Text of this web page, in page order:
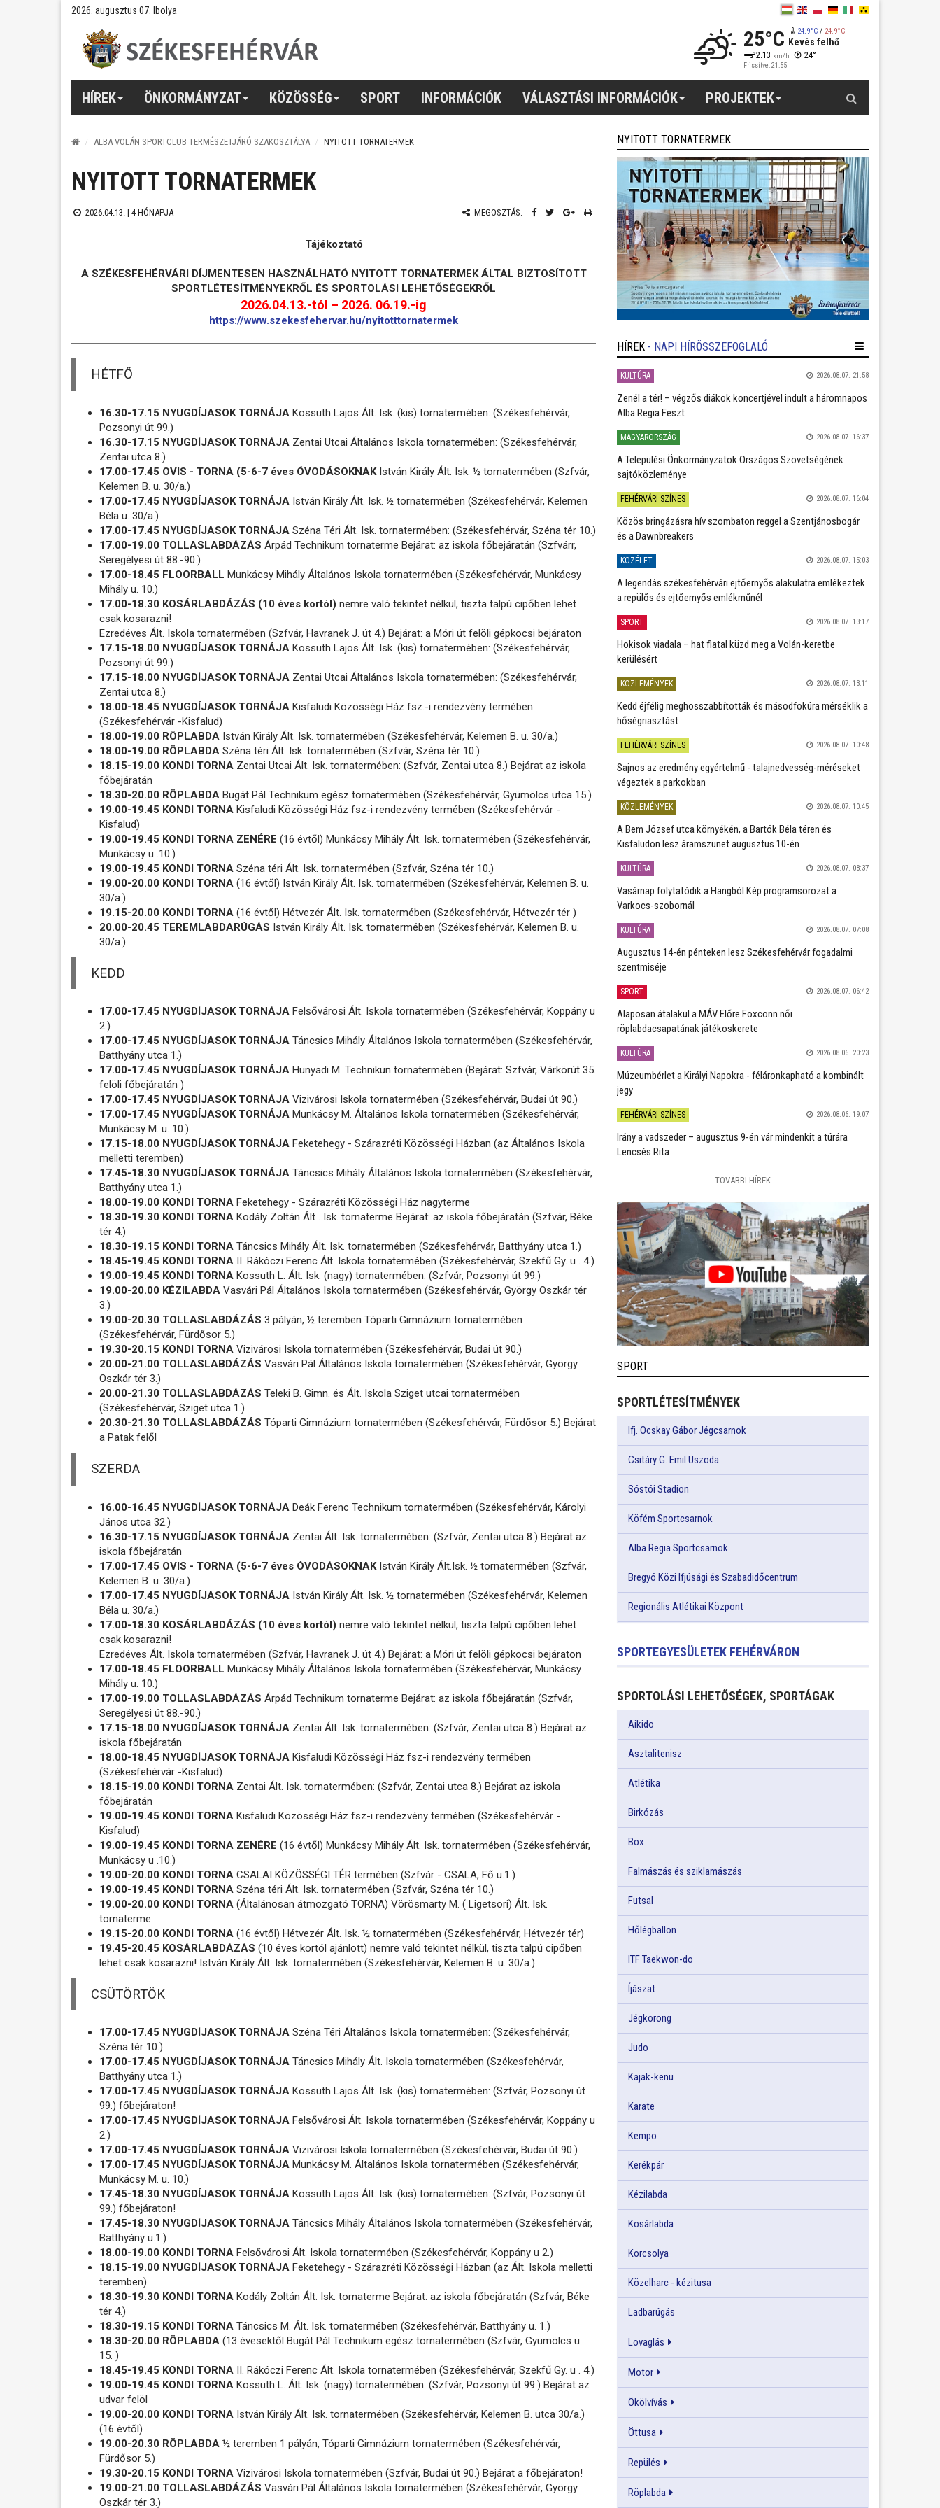
2026. augusztus 07. Ibolya
25°C 24.9°C/ 24.9°C
Kevés felhő
2.13 km/h 24°
Frissítve: 21:55
HÍREK ÖNKORMÁNYZAT KÖZÖSSÉG SPORT INFORMÁCIÓK VÁLASZTÁSI INFORMÁCIÓK PROJEKTEK
ALBA VOLÁN SPORTCLUB TERMÉSZETJÁRÓ SZAKOSZTÁLYA NYITOTT TORNATERMEK
NYITOTT TORNATERMEK
2026.04.13. | 4 HÓNAPJA MEGOSZTÁS:
Tájékoztató
A SZÉKESFEHÉRVÁRI DÍJMENTESEN HASZNÁLHATÓ NYITOTT TORNATERMEK ÁLTAL BIZTOSÍTOTT
SPORTLÉTESÍTMÉNYEKRŐL ÉS SPORTOLÁSI LEHETŐSÉGEKRŐL
2026.04.13.-tól – 2026. 06.19.-ig
https://www.szekesfehervar.hu/nyitotttornatermek
HÉTFŐ
16.30-17.15 NYUGDÍJASOK TORNÁJA Kossuth Lajos Ált. Isk. (kis) tornatermében: (Székesfehérvár,
Pozsonyi út 99.)
16.30-17.15 NYUGDÍJASOK TORNÁJA Zentai Utcai Általános Iskola tornatermében: (Székesfehérvár,
Zentai utca 8.)
17.00-17.45 OVIS - TORNA (5-6-7 éves ÓVODÁSOKNAKIstván Király Ált. Isk. ½ tornatermében (Szfvár,
Kelemen B. u. 30/a.)
17.00-17.45 NYUGDÍJASOK TORNÁJA István Király Ált. Isk. ½ tornatermében (Székesfehérvár, Kelemen
Béla u. 30/a.)
17.00-17.45 NYUGDÍJASOK TORNÁJA Széna Téri Ált. Isk. tornatermében: (Székesfehérvár, Széna tér 10.)
17.00-19.00 TOLLASLABDÁZÁS Árpád Technikum tornaterme Bejárat: az iskola főbejáratán (Szfvárr,
Seregélyesi út 88.-90.)
17.00-18.45 FLOORBALL Munkácsy Mihály Általános Iskola tornatermében (Székesfehérvár, Munkácsy
Mihály u. 10.)
17.00-18.30 KOSÁRLABDÁZÁS (10 éves kortól) nemre való tekintet nélkül, tiszta talpú cipőben lehet
csak kosarazni!
Ezredéves Ált. Iskola tornatermében (Szfvár, Havranek J. út 4.) Bejárat: a Móri út felöli gépkocsi bejáraton
17.15-18.00 NYUGDÍJASOK TORNÁJA Kossuth Lajos Ált. Isk. (kis) tornatermében: (Székesfehérvár,
Pozsonyi út 99.)
17.15-18.00 NYUGDÍJASOK TORNÁJA Zentai Utcai Általános Iskola tornatermében: (Székesfehérvár,
Zentai utca 8.)
18.00-18.45 NYUGDÍJASOK TORNÁJA Kisfaludi Közösségi Ház fsz.-i rendezvény termében
(Székesfehérvár -Kisfalud)
18.00-19.00 RÖPLABDA István Király Ált. Isk. tornatermében (Székesfehérvár, Kelemen B. u. 30/a.)
18.00-19.00 RÖPLABDA Széna téri Ált. Isk. tornatermében (Szfvár, Széna tér 10.)
18.15-19.00 KONDI TORNA Zentai Utcai Ált. Isk. tornatermében: (Szfvár, Zentai utca 8.) Bejárat az iskola
főbejáratán
18.30-20.00 RÖPLABDA Bugát Pál Technikum egész tornatermében (Székesfehérvár, Gyümölcs utca 15.)
19.00-19.45 KONDI TORNA Kisfaludi Közösségi Ház fsz-i rendezvény termében (Székesfehérvár -
Kisfalud)
19.00-19.45 KONDI TORNA ZENÉRE (16 évtől) Munkácsy Mihály Ált. Isk. tornatermében (Székesfehérvár,
Munkácsy u .10.)
19.00-19.45 KONDI TORNA Széna téri Ált. Isk. tornatermében (Szfvár, Széna tér 10.)
19.00-20.00 KONDI TORNA (16 évtől) István Király Ált. Isk. tornatermében (Székesfehérvár, Kelemen B. u.
30/a.)
19.15-20.00 KONDI TORNA (16 évtől) Hétvezér Ált. Isk. tornatermében (Székesfehérvár, Hétvezér tér )
20.00-20.45 TEREMLABDARÚGÁS István Király Ált. Isk. tornatermében (Székesfehérvár, Kelemen B. u.
30/a.)
KEDD
17.00-17.45 NYUGDÍJASOK TORNÁJA Felsővárosi Ált. Iskola tornatermében (Székesfehérvár, Koppány u
2.)
17.00-17.45 NYUGDÍJASOK TORNÁJA Táncsics Mihály Általános Iskola tornatermében (Székesfehérvár,
Batthyány utca 1.)
17.00-17.45 NYUGDÍJASOK TORNÁJA Hunyadi M. Technikun tornatermében (Bejárat: Szfvár, Várkörút 35.
felöli főbejáratán )
17.00-17.45 NYUGDÍJASOK TORNÁJA Vizivárosi Iskola tornatermében (Székesfehérvár, Budai út 90.)
17.00-17.45 NYUGDÍJASOK TORNÁJA Munkácsy M. Általános Iskola tornatermében (Székesfehérvár,
Munkácsy M. u. 10.)
17.15-18.00 NYUGDÍJASOK TORNÁJA Feketehegy - Szárazréti Közösségi Házban (az Általános Iskola
melletti teremben)
17.45-18.30 NYUGDÍJASOK TORNÁJA Táncsics Mihály Általános Iskola tornatermében (Székesfehérvár,
Batthyány utca 1.)
18.00-19.00 KONDI TORNA Feketehegy - Szárazréti Közösségi Ház nagyterme
18.30-19.30 KONDI TORNA Kodály Zoltán Ált . Isk. tornaterme Bejárat: az iskola főbejáratán (Szfvár, Béke
tér 4.)
18.30-19.15 KONDI TORNA Táncsics Mihály Ált. Isk. tornatermében (Székesfehérvár, Batthyány utca 1.)
18.45-19.45 KONDI TORNA II. Rákóczi Ferenc Ált. Iskola tornatermében (Székesfehérvár, Szekfű Gy. u . 4.)
19.00-19.45 KONDI TORNA Kossuth L. Ált. Isk. (nagy) tornatermében: (Szfvár, Pozsonyi út 99.)
19.00-20.00 KÉZILABDA Vasvári Pál Általános Iskola tornatermében (Székesfehérvár, György Oszkár tér
3.)
19.00-20.30 TOLLASLABDÁZÁS 3 pályán, ½ teremben Tóparti Gimnázium tornatermében
(Székesfehérvár, Fürdősor 5.)
19.30-20.15 KONDI TORNA Vizivárosi Iskola tornatermében (Székesfehérvár, Budai út 90.)
20.00-21.00 TOLLASLABDÁZÁS Vasvári Pál Általános Iskola tornatermében (Székesfehérvár, György
Oszkár tér 3.)
20.00-21.30 TOLLASLABDÁZÁS Teleki B. Gimn. és Ált. Iskola Sziget utcai tornatermében
(Székesfehérvár, Sziget utca 1.)
20.30-21.30 TOLLASLABDÁZÁS Tóparti Gimnázium tornatermében (Székesfehérvár, Fürdősor 5.) Bejárat
a Patak felől
SZERDA
16.00-16.45 NYUGDÍJASOK TORNÁJA Deák Ferenc Technikum tornatermében (Székesfehérvár, Károlyi
János utca 32.)
16.30-17.15 NYUGDÍJASOK TORNÁJA Zentai Ált. Isk. tornatermében: (Szfvár, Zentai utca 8.) Bejárat az
iskola főbejáratán
17.00-17.45 OVIS - TORNA (5-6-7 éves ÓVODÁSOKNAKIstván Király Ált.Isk. ½ tornatermében (Szfvár,
Kelemen B. u. 30/a.)
17.00-17.45 NYUGDÍJASOK TORNÁJA István Király Ált. Isk. ½ tornatermében (Székesfehérvár, Kelemen
Béla u. 30/a.)
17.00-18.30 KOSÁRLABDÁZÁS (10 éves kortól) nemre való tekintet nélkül, tiszta talpú cipőben lehet
csak kosarazni!
Ezredéves Ált. Iskola tornatermében (Szfvár, Havranek J. út 4.) Bejárat: a Móri út felöli gépkocsi bejáraton
17.00-18.45 FLOORBALL Munkácsy Mihály Általános Iskola tornatermében (Székesfehérvár, Munkácsy
Mihály u. 10.)
17.00-19.00 TOLLASLABDÁZÁS Árpád Technikum tornaterme Bejárat: az iskola főbejáratán (Szfvár,
Seregélyesi út 88.-90.)
17.15-18.00 NYUGDÍJASOK TORNÁJA Zentai Ált. Isk. tornatermében: (Szfvár, Zentai utca 8.) Bejárat az
iskola főbejáratán
18.00-18.45 NYUGDÍJASOK TORNÁJA Kisfaludi Közösségi Ház fsz-i rendezvény termében
(Székesfehérvár -Kisfalud)
18.15-19.00 KONDI TORNA Zentai Ált. Isk. tornatermében: (Szfvár, Zentai utca 8.) Bejárat az iskola
főbejáratán
19.00-19.45 KONDI TORNA Kisfaludi Közösségi Ház fsz-i rendezvény termében (Székesfehérvár -
Kisfalud)
19.00-19.45 KONDI TORNA ZENÉRE (16 évtől) Munkácsy Mihály Ált. Isk. tornatermében (Székesfehérvár,
Munkácsy u .10.)
19.00-20.00 KONDI TORNA CSALAI KÖZÖSSÉGI TÉR termében (Szfvár - CSALA, Fő u.1.)
19.00-19.45 KONDI TORNA Széna téri Ált. Isk. tornatermében (Szfvár, Széna tér 10.)
19.00-20.00 KONDI TORNA (Általánosan átmozgató TORNA) Vörösmarty M. ( Ligetsori) Ált. Isk.
tornaterme
19.15-20.00 KONDI TORNA (16 évtől) Hétvezér Ált. Isk. ½ tornatermében (Székesfehérvár, Hétvezér tér)
19.45-20.45 KOSÁRLABDÁZÁS (10 éves kortól ajánlott) nemre való tekintet nélkül, tiszta talpú cipőben
lehet csak kosarazni! István Király Ált. Isk. tornatermében (Székesfehérvár, Kelemen B. u. 30/a.)
CSÜTÖRTÖK
17.00-17.45 NYUGDÍJASOK TORNÁJA Széna Téri Általános Iskola tornatermében: (Székesfehérvár,
Széna tér 10.)
17.00-17.45 NYUGDÍJASOK TORNÁJA Táncsics Mihály Ált. Iskola tornatermében (Székesfehérvár,
Batthyány utca 1.)
17.00-17.45 NYUGDÍJASOK TORNÁJA Kossuth Lajos Ált. Isk. (kis) tornatermében: (Szfvár, Pozsonyi út
99.) főbejáraton!
17.00-17.45 NYUGDÍJASOK TORNÁJA Felsővárosi Ált. Iskola tornatermében (Székesfehérvár, Koppány u
2.)
17.00-17.45 NYUGDÍJASOK TORNÁJA Vizivárosi Iskola tornatermében (Székesfehérvár, Budai út 90.)
17.00-17.45 NYUGDÍJASOK TORNÁJA Munkácsy M. Általános Iskola tornatermében (Székesfehérvár,
Munkácsy M. u. 10.)
17.45-18.30 NYUGDÍJASOK TORNÁJA Kossuth Lajos Ált. Isk. (kis) tornatermében: (Szfvár, Pozsonyi út
99.) főbejáraton!
17.45-18.30 NYUGDÍJASOK TORNÁJA Táncsics Mihály Általános Iskola tornatermében (Székesfehérvár,
Batthyány u.1.)
18.00-19.00 KONDI TORNA Felsővárosi Ált. Iskola tornatermében (Székesfehérvár, Koppány u 2.)
18.15-19.00 NYUGDÍJASOK TORNÁJA Feketehegy - Szárazréti Közösségi Házban (az Ált. Iskola melletti
teremben)
18.30-19.30 KONDI TORNA Kodály Zoltán Ált. Isk. tornaterme Bejárat: az iskola főbejáratán (Szfvár, Béke
tér 4.)
18.30-19.15 KONDI TORNA Táncsics M. Ált. Isk. tornatermében (Székesfehérvár, Batthyány u. 1.)
18.30-20.00 RÖPLABDA (13 évesektől Bugát Pál Technikum egész tornatermében (Szfvár, Gyümölcs u.
15. )
18.45-19.45 KONDI TORNA II. Rákóczi Ferenc Ált. Iskola tornatermében (Székesfehérvár, Szekfű Gy. u . 4.)
19.00-19.45 KONDI TORNA Kossuth L. Ált. Isk. (nagy) tornatermében: (Szfvár, Pozsonyi út 99.) Bejárat az
udvar felöl
19.00-20.00 KONDI TORNA István Király Ált. Isk. tornatermében (Székesfehérvár, Kelemen B. utca 30/a.)
(16 évtől)
19.00-20.30 RÖPLABDA ½ teremben 1 pályán, Tóparti Gimnázium tornatermében (Székesfehérvár,
Fürdősor 5.)
19.30-20.15 KONDI TORNA Vizivárosi Iskola tornatermében (Szfvár, Budai út 90.) Bejárat a főbejáraton!
19.00-21.00 TOLLASLABDÁZÁS Vasvári Pál Általános Iskola tornatermében (Székesfehérvár, György
Oszkár tér 3.)
NYITOTT TORNATERMEK
HÍREK - NAPI HÍRÖSSZEFOGLALÓ
KULTÚRA 2026.08.07. 21:58
Zenél a tér! – végzős diákok koncertjével indult a háromnapos
Alba Regia Feszt
MAGYARORSZÁG 2026.08.07. 16:37
A Települési Önkormányzatok Országos Szövetségének
sajtóközleménye
FEHÉRVÁRI SZÍNES 2026.08.07. 16:04
Közös bringázásra hív szombaton reggel a Szentjánosbogár
és a Dawnbreakers
KÖZÉLET 2026.08.07. 15:03
A legendás székesfehérvári ejtőernyős alakulatra emlékeztek
a repülős és ejtőernyős emlékműnél
SPORT 2026.08.07. 13:17
Hokisok viadala – hat fiatal küzd meg a Volán-keretbe
kerülésért
KÖZLEMÉNYEK 2026.08.07. 13:11
Kedd éjfélig meghosszabbították és másodfokúra mérséklik a
hőségriasztást
FEHÉRVÁRI SZÍNES 2026.08.07. 10:48
Sajnos az eredmény egyértelmű - talajnedvesség-méréseket
végeztek a parkokban
KÖZLEMÉNYEK 2026.08.07. 10:45
A Bem József utca környékén, a Bartók Béla téren és
Kisfaludon lesz áramszünet augusztus 10-én
KULTÚRA 2026.08.07. 08:37
Vasárnap folytatódik a Hangból Kép programsorozat a
Varkocs-szobornál
KULTÚRA 2026.08.07. 07:08
Augusztus 14-én pénteken lesz Székesfehérvár fogadalmi
szentmiséje
SPORT 2026.08.07. 06:42
Alaposan átalakul a MÁV Előre Foxconn női
röplabdacsapatának játékoskerete
KULTÚRA 2026.08.06. 20:23
Múzeumbérlet a Királyi Napokra - féláronkapható a kombinált
jegy
FEHÉRVÁRI SZÍNES 2026.08.06. 19:07
Irány a vadszeder – augusztus 9-én vár mindenkit a túrára
Lencsés Rita
TOVÁBBI HÍREK
SPORT
SPORTLÉTESÍTMÉNYEK
Ifj. Ocskay Gábor Jégcsarnok
Csitáry G. Emil Uszoda
Sóstói Stadion
Köfém Sportcsarnok
Alba Regia Sportcsarnok
Bregyó Közi Ifjúsági és Szabadidőcentrum
Regionális Atlétikai Központ
SPORTEGYESÜLETEK FEHÉRVÁRON
SPORTOLÁSI LEHETŐSÉGEK, SPORTÁGAK
Aikido
Asztalitenisz
Atlétika
Birkózás
Box
Falmászás és sziklamászás
Futsal
Hőlégballon
ITF Taekwon-do
Íjászat
Jégkorong
Judo
Kajak-kenu
Karate
Kempo
Kerékpár
Kézilabda
Kosárlabda
Korcsolya
Közelharc - kézitusa
Ladbarúgás
Lovaglás
Motor
Ökölvívás
Öttusa
Repülés
Röplabda